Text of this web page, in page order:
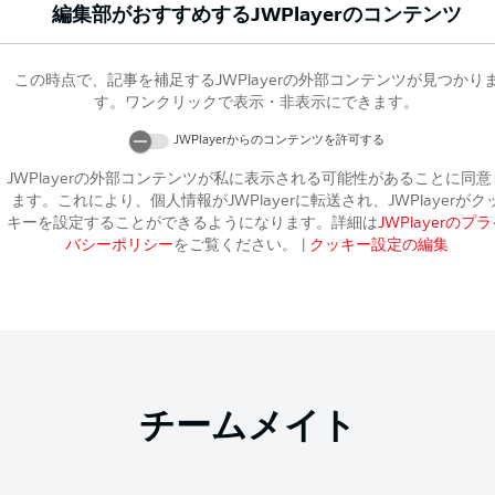
編集部がおすすめするJWPlayerのコンテンツ
この時点で、記事を補足するJWPlayerの外部コンテンツが見つかりま
す。ワンクリックで表示・非表示にできます。
JWPlayerからのコンテンツを許可する
JWPlayerの外部コンテンツが私に表示される可能性があることに同意
ます。これにより、個人情報がJWPlayerに転送され、 JWPlayerがク
キーを設定することができるようになります。詳細はJWPlayerのプラ
バシーポリシーをご覧ください。 クッキー設定の編集
チームメイト